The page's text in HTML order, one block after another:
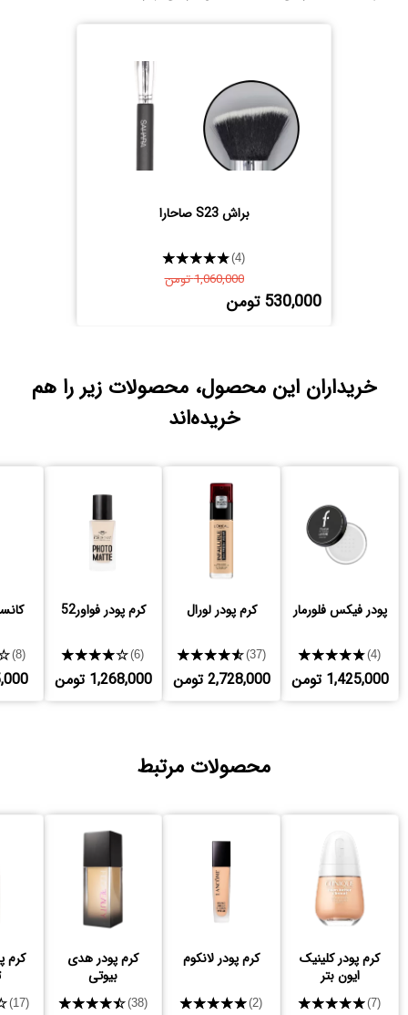
براش S23 صاحارا
★★★★★(4)
1,060,000 تومن
530,000 تومن
خریداران این محصول، محصولات زیر را هم
خریده‌اند
پودر فیکس فلورمار
★★★★★(4)
1,425,000 تومن
کرم پودر لورال
★★★★★(37)
2,728,000 تومن
کرم پودر فواور52
★★★★★(6)
1,268,000 تومن
(8)
محصولات مرتبط
کرم پودر کلینیک
ایون بتر
★★★★★(7)
کرم پودر لانکوم
★★★★★(2)
کرم پودر هدی
بیوتی
★★★★★(38)
کرم
(17)